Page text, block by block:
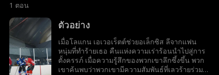
1 ตอน
ตัวอย่าง
เมื่อโลแกน เอเวอเร็ตต์ช่วยอเล็กซิส ลีจากแฟน
หนุ่มที่ทำร้ายเธอ คืนแห่งความเร่าร้อนนำไปสู่การ
ตั้งครรภ์ เมื่อความรู้สึกของพวกเขาลึกซึ้งขึ้น พวก
เขาค้นพบว่าพวกเขามีความสัมพันธ์ที่เลวร้ายร่วม